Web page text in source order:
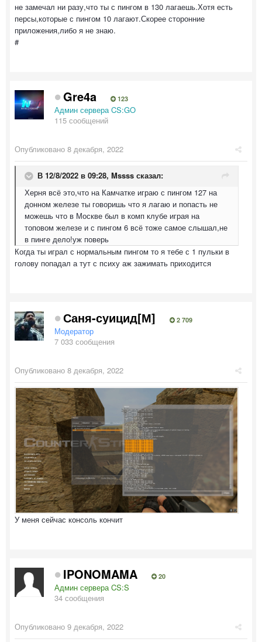
не замечал ни разу,что ты с пингом в 130 лагаешь.Хотя есть
персы,которые с пингом 10 лагают.Скорее сторонние
приложения,либо я не знаю.
#
Gre4a 123
Админ сервера CS:GO
115 сообщений
Опубликовано 8 декабря, 2022
В 12/8/2022 в 09:28, Mssss сказал:
Херня всё это,что на Камчатке играю с пингом 127 на
донном железе ты говоришь что я лагаю и попасть не
можешь что в Москве был в комп клубе играя на
топовом железе и с пингом 6 всё тоже самое слышал,не
в пинге дело!уж поверь
Когда ты играл с нормальным пингом то я тебе с 1 пульки в
голову попадал а тут с психу аж зажимать приходится
Саня-суицид[М] 2 709
Модератор
7 033 сообщения
Опубликовано 8 декабря, 2022
У меня сейчас консоль кончит
IPONOMAMA 20
Админ сервера CS:S
34 сообщения
Опубликовано 9 декабря, 2022